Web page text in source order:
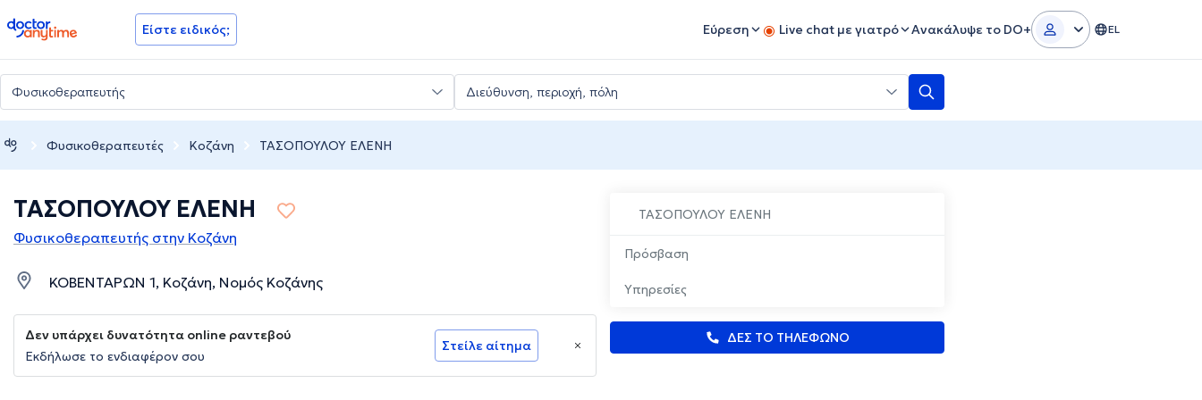
doctoranytime Είστε ειδικός; Εύρεση Live chat με γιατρό Ανακάλυψε το DO+ EL
Φυσικοθεραπευτές Κοζάνη ΤΑΣΟΠΟΥΛΟΥ ΕΛΕΝΗ
ΤΑΣΟΠΟΥΛΟΥ ΕΛΕΝΗ
Πρόσβαση
Υπηρεσίες
ΔΕΣ ΤΟ ΤΗΛΕΦΩΝΟ
ΤΑΣΟΠΟΥΛΟΥ ΕΛΕΝΗ
Φυσικοθεραπευτής στην Κοζάνη
ΚΟΒΕΝΤΑΡΩΝ 1, Κοζάνη, Νομός Κοζάνης
Δεν υπάρχει δυνατότητα online ραντεβού
Εκδήλωσε το ενδιαφέρον σου
Στείλε αίτημα